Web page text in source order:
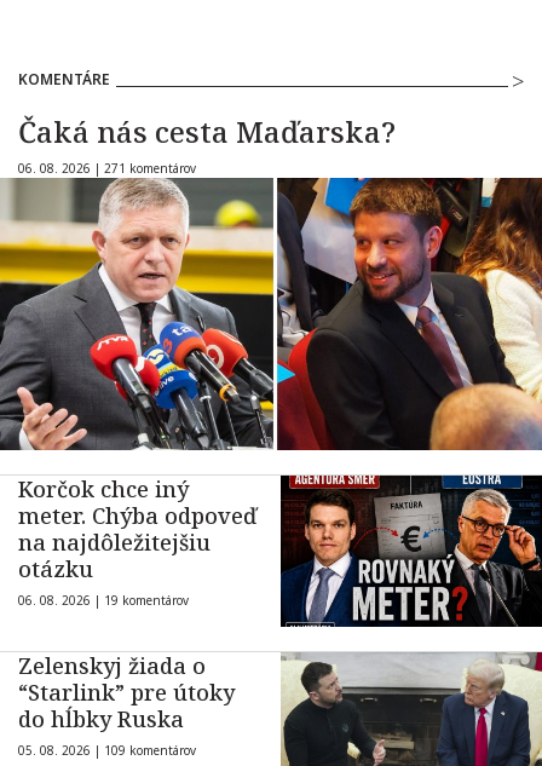
KOMENTÁRE
Čaká nás cesta Maďarska?
06. 08. 2026 | 271 komentárov
Korčok chce iný
meter. Chýba odpoveď
na najdôležitejšiu
otázku
06. 08. 2026 | 19 komentárov
Zelenskyj žiada o
“Starlink” pre útoky
do hĺbky Ruska
05. 08. 2026 | 109 komentárov